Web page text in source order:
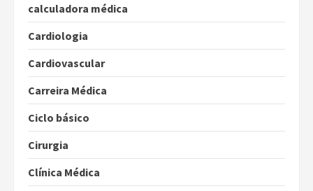
calculadora médica
Cardiologia
Cardiovascular
Carreira Médica
Ciclo básico
Cirurgia
Clínica Médica